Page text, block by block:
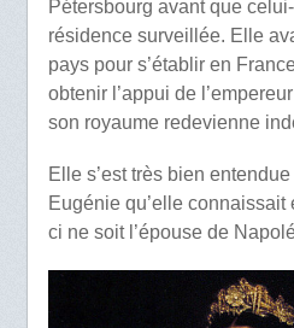
Pétersbourg avant que
résidence surveillée. Elle
pays pour s’établir en
obtenir l’appui de
son royaume redevienne
Elle s’est très bien
Eugénie qu’elle
ci ne soit l’épouse de